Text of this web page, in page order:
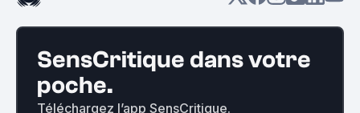
SensCritique dans votre
poche.
Téléchargez l’app SensCritique.